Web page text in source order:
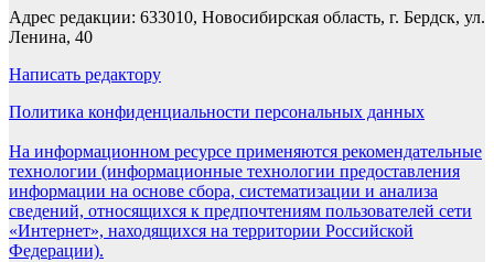
Адрес редакции: 633010, Новосибирская область, г. Бердск, ул.
Ленина, 40
Написать редактору
Политика конфиденциальности персональных данных
На информационном ресурсе применяются рекомендательные
технологии (информационные технологии предоставления
информации на основе сбора, систематизации и анализа
сведений, относящихся к предпочтениям пользователей сети
«Интернет», находящихся на территории Российской
Федерации).